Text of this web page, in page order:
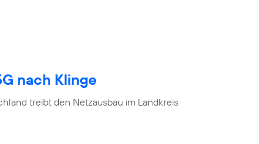
nach Klinge
treibt den Netzausbau im Landkreis